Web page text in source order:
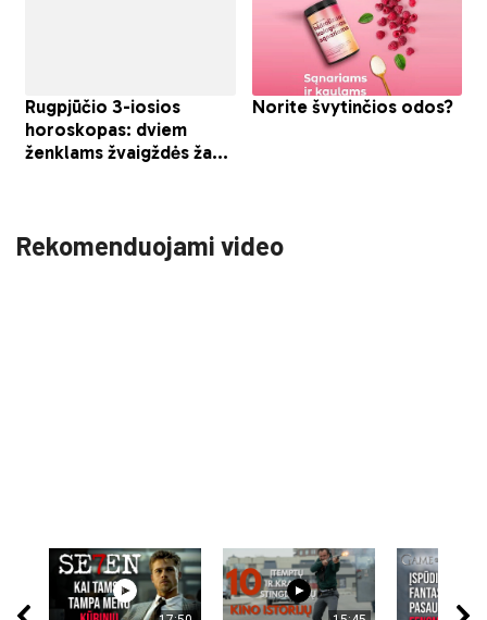
Rekomenduojami video